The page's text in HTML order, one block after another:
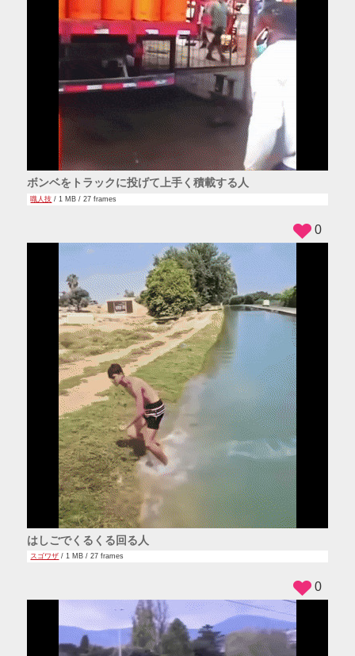
ボンベをトラックに投げて上手く積載する人
職人技 / 1 MB / 27 frames
はしごでくるくる回る人
スゴワザ / 1 MB / 27 frames
0
0